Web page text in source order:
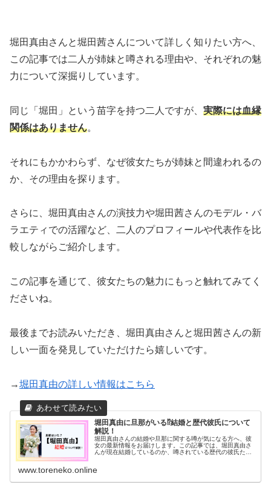
堀田真由さんと堀田茜さんについて詳しく知りたい方へ、
この記事では二人が姉妹と噂される理由や、それぞれの魅
力について深掘りしています。
同じ「堀田」という苗字を持つ二人ですが、 実際には血縁
関係はありません。
それにもかかわらず、なぜ彼女たちが姉妹と間違われるの
か、その理由を探ります。
さらに、堀田真由さんの演技力や堀田茜さんのモデル・バ
ラエティでの活躍など、二人のプロフィールや代表作を比
較しながらご紹介します。
この記事を通じて、彼女たちの魅力にもっと触れてみてく
ださいね。
最後までお読みいただき、堀田真由さんと堀田茜さんの新
しい一面を発見していただけたら嬉しいです。
→堀田真由の詳しい情報はこちら
堀田真由に旦那がいる⁉結婚と歴代彼氏について
解説！
堀田真由さんの結婚や旦那に関する噂が気になる方へ、彼
女の最新情報をお届けします。この記事では、堀田真由さ
んが現在結婚しているのか、噂されている歴代の彼氏たち
www.toreneko.online